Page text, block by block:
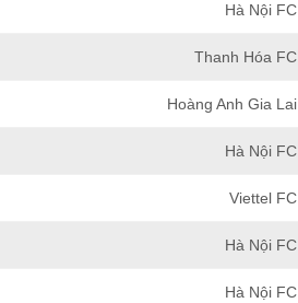
Hà Nội FC
Thanh Hóa FC
Hoàng Anh Gia Lai
Hà Nội FC
Viettel FC
Hà Nội FC
Hà Nội FC